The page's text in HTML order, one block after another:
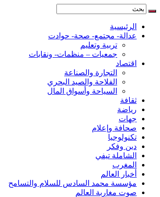
الرئيسية
عدالة- مجتمع- صحة- حوادت
تربية وتعليم
جمعيات – منظمات- ونقابات
اقتصاد
التجارة والصناعة
الفلاحة والصيد البحري
السياحة وأسواق المال
ثقافة
رياضة
جهات
صحافة وإعلام
تكنولوجيا
دين وفكر
الشاملة تيفي
المغرب
أخبار العالم
مؤسسة محمد السادس للسلام والتسامح
صوت مغاربة العالم